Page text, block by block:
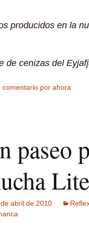
producidos en la
de cenizas del
comentario por ahora
paseo
abril de 2010